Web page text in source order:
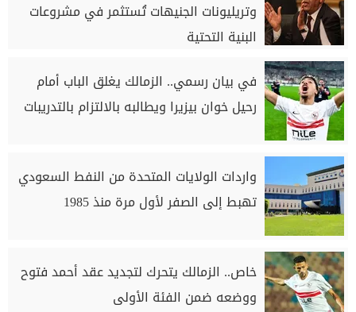
وتريليونات الجنيهات تُستثمر في مشروعات
البنية التحتية
في بيان رسمي.. الزمالك يغلق الباب أمام
رحيل خوان بيزيرا ويطالبه بالالتزام بالتدريبات
واردات الولايات المتحدة من النفط السعودي
تهبط إلى الصفر لأول مرة منذ 1985
خاص.. الزمالك يتحرك لتجديد عقد أحمد فتوح
ووضعه ضمن الفئة الأولى